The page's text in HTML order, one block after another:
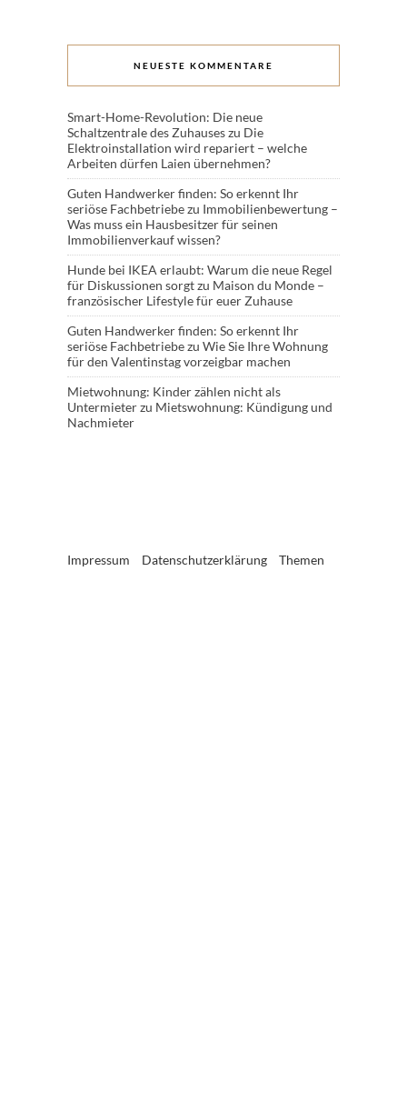
NEUESTE KOMMENTARE
Smart-Home-Revolution: Die neue
Schaltzentrale des Zuhauseszu Die
Elektroinstallation wird repariert – welche
Arbeiten dürfen Laien übernehmen?
Guten Handwerker finden: So erkennt Ihr
seriöse Fachbetriebezu Immobilienbewertung –
Was muss ein Hausbesitzer für seinen
Immobilienverkauf wissen?
Hunde bei IKEA erlaubt: Warum die neue Regel
für Diskussionen sorgtzu Maison du Monde –
französischer Lifestyle für euer Zuhause
Guten Handwerker finden: So erkennt Ihr
seriöse Fachbetriebezu Wie Sie Ihre Wohnung
für den Valentinstag vorzeigbar machen
Mietwohnung: Kinder zählen nicht als
Untermieterzu Mietswohnung: Kündigung und
Nachmieter
Impressum Datenschutzerklärung Themen